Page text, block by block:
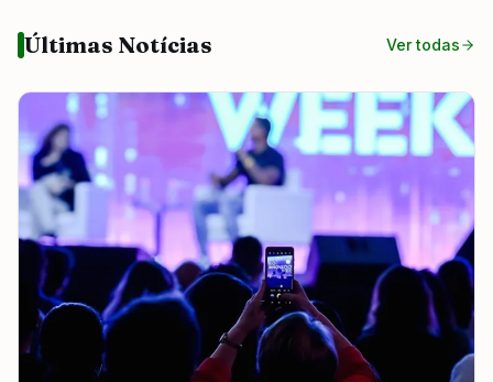
Últimas Notícias Ver todas